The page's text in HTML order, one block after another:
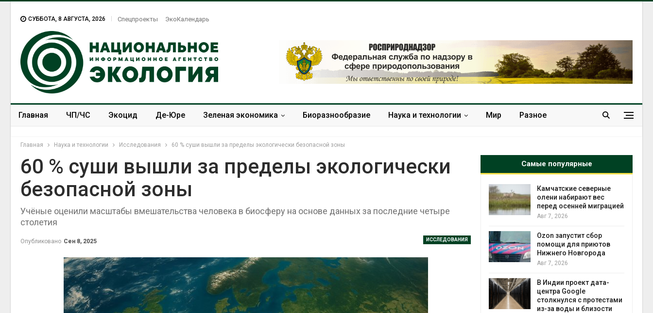
СУББОТА, 8 АВГУСТА, 2026 Спецпроекты ЭкоКалендарь
Главная ЧП/ЧС Экоцид Де-Юре Зеленая экономика Биоразнообразие Наука и технологии Мир Разное
Главная Наука и технологии Исследования 60 % суши вышли за пределы экологически безопасной зоны
60 % суши вышли за пределы экологически
безопасной зоны
Учёные оценили масштабы вмешательства человека в биосферу на основе данных за последние четыре
столетия
ИССЛЕДОВАНИЯ
Опубликовано Сен 8, 2025
Самые популярные
регионов столкнулись с
экстремальными
каналами позволяют
одновременно
вырабатывать энергию и
экономить воду
Авг 7, 2026
болезни печени
Региональный
в России фактически
наблюдению
Авг 8, 2026
Южная Корея ускорит
Камчатские северные
олени набирают вес
перед осенней миграцией
Авг 7, 2026
Ozon запустит сбор
помощи для приютов
Нижнего Новгорода
Авг 7, 2026
В Индии проект дата-
центра Google
столкнулся с протестами
из-за воды и близости